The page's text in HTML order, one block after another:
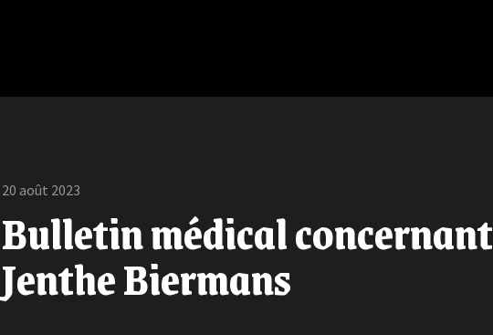
20 août 2023
Bulletin médical concernant
Jenthe Biermans